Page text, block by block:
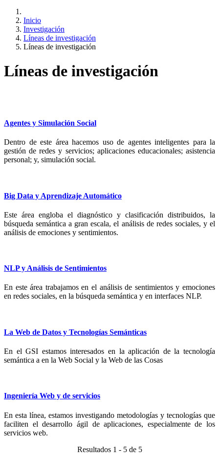
Inicio
Investigación
Líneas de investigación
Líneas de investigación
Líneas de investigación
Agentes y Simulación Social
Dentro de este área hacemos uso de agentes inteligentes para la
gestión de redes y servicios; aplicaciones educacionales; asistencia
personal; y, simulación social.
Big Data y Aprendizaje Automático
Este área engloba el diagnóstico y clasificación distribuidos, la
búsqueda semántica a gran escala, el análisis de redes sociales, y el
análisis de emociones y sentimientos.
NLP y Análisis de Sentimientos
En este área trabajamos en el análisis de sentimientos y emociones
en redes sociales, en la búsqueda semántica y en interfaces NLP.
La Web de Datos y Tecnologías Semánticas
En el GSI estamos interesados en la aplicación de la tecnología
semántica a en la Web Social y la Web de las Cosas
Ingeniería Web y de servicios
En esta línea, estamos investigando metodologías y tecnologías que
faciliten el desarrollo ágil de aplicaciones, especialmente de los
servicios web.
Resultados 1 - 5 de 5